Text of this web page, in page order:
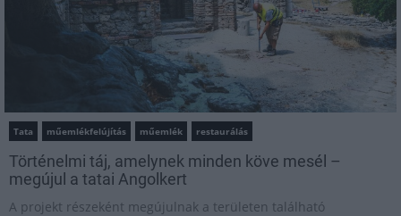
Tata műemlékfelújítás műemlék restaurálás
Történelmi táj, amelynek minden köve mesél –
megújul a tatai Angolkert
A projekt részeként megújulnak a területen található